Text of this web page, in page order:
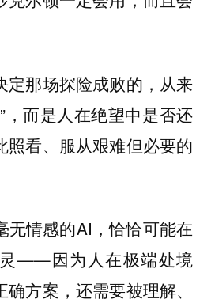
定那场探险成败的，从来
，而是人在绝望中是否还
照看、服从艰难但必要的
无情感的AI，恰恰可能在
——因为人在极端处境
方案，还需要被理解、